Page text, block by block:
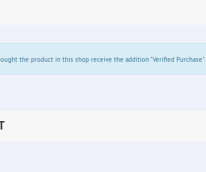
the product in this shop receive the addition "Verified Purchase".